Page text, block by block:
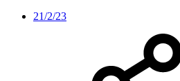
21/2/23